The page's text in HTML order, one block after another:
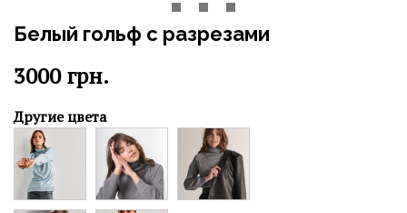
Белый гольф с разрезами
3000грн.
Другие цвета